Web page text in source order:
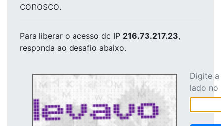
conosco.
Para liberar o acesso do IP 216.73.217.23,
responda ao desafio abaixo.
Digite
lado no